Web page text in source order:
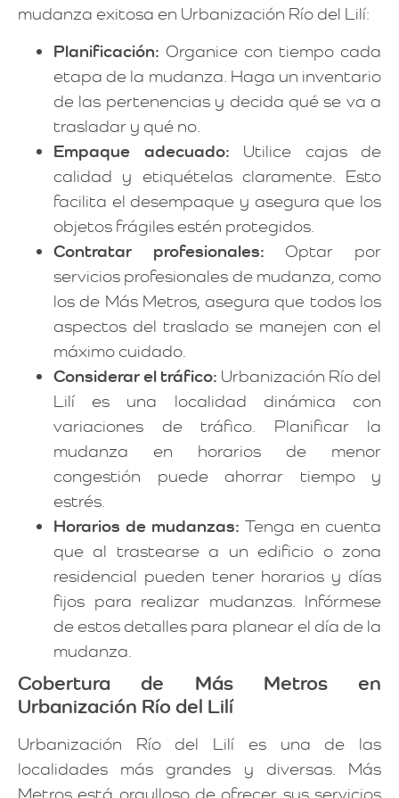
mudanza exitosa en Urbanización Río del Lilí:
Planificación: Organice con tiempo cada
etapa de la mudanza. Haga un inventario
de las pertenencias y decida qué se va a
trasladar y qué no.
Empaque adecuado: Utilice cajas de
calidad y etiquételas claramente. Esto
facilita el desempaque y asegura que los
objetos frágiles estén protegidos.
Contratar profesionales: Optar por
servicios profesionales de mudanza, como
los de Más Metros, asegura que todos los
aspectos del traslado se manejen con el
máximo cuidado.
Considerar el tráfico: Urbanización Río del
Lilí es una localidad dinámica con
variaciones de tráfico. Planificar la
mudanza en horarios de menor
congestión puede ahorrar tiempo y
estrés.
Horarios de mudanzas: Tenga en cuenta
que al trastearse a un edificio o zona
residencial pueden tener horarios y días
fijos para realizar mudanzas. Infórmese
de estos detalles para planear el día de la
mudanza.
Cobertura de Más Metros en
Urbanización Río del Lilí
Urbanización Río del Lilí es una de las
localidades más grandes y diversas. Más